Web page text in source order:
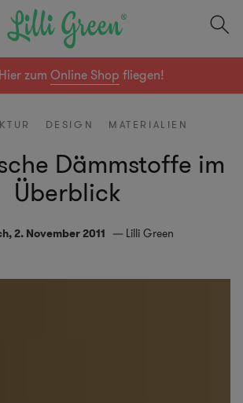
Hier zumOnline Shop fliegen!
DESIGN MATERIALIEN
Dämmstoffe im
Überblick
2. November 2011 Lilli Green